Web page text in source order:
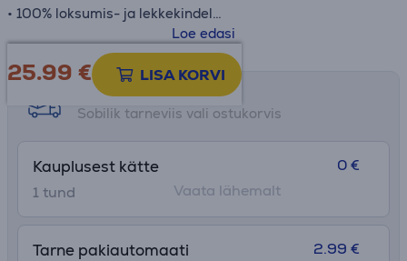
• 100% loksumis- ja lekkekindel
• Universaalne SNAPCLEAN® kaas
• Nõudepesumasinas pestav kaas
• Kahekordsest roostevabast terasest
• Kuum 9 tundi, külm 18 tundi
• Kõrgus: 21,9 cm
Loe edasi
25.99 € LISA KORVI
Tarne võimalused
Sobilik tarneviis vali ostukorvis
Kauplusest kätte
1 tund
0 €
Vaata lähemalt
Tarne pakiautomaati 2.99 €